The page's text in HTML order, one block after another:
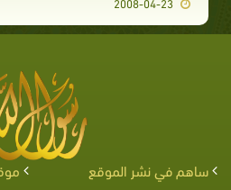
ساهم في نشر الموقع